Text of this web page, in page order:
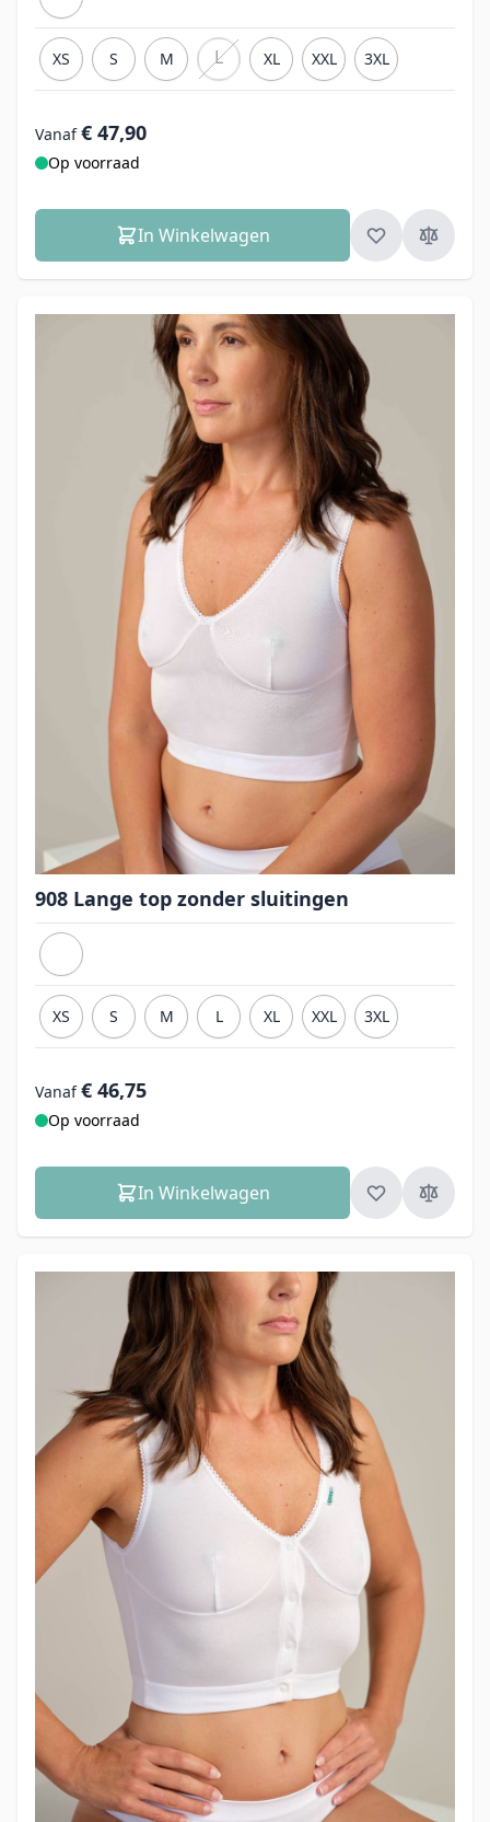
XS S M L XL XXL 3XL
Vanaf € 47,90
Op voorraad
In Winkelwagen
908 Lange top zonder sluitingen
XS S M L XL XXL 3XL
Vanaf € 46,75
Op voorraad
In Winkelwagen